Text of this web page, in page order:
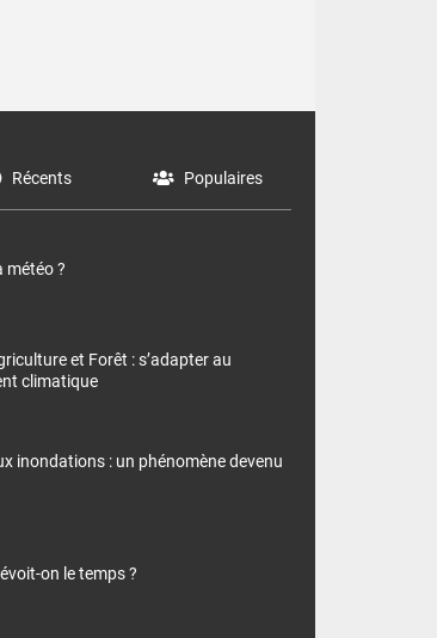
Récents Populaires
météo ?
et Forêt : s’adapter au
climatique
inondations : un phénomène devenu
on le temps ?